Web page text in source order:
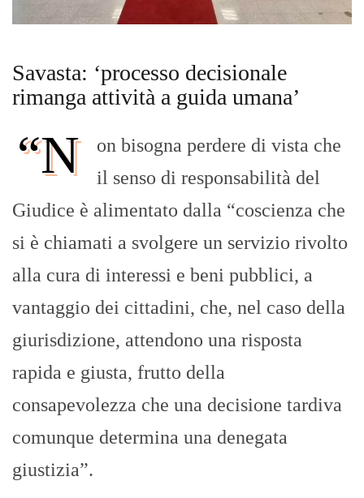
Savasta: ‘processo decisionale
rimanga attività a guida umana’
“N
on bisogna perdere di vista che
il senso di responsabilità del
Giudice è alimentato dalla “coscienza che
si è chiamati a svolgere un servizio rivolto
alla cura di interessi e beni pubblici, a
vantaggio dei cittadini, che, nel caso della
giurisdizione, attendono una risposta
rapida e giusta, frutto della
consapevolezza che una decisione tardiva
comunque determina una denegata
giustizia”.